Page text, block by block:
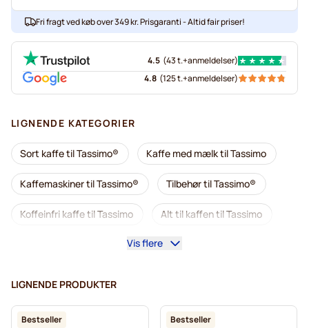
Fri fragt ved køb over 349 kr. Prisgaranti - Altid fair priser!
4.5 (43 t.+anmeldelser)
4.8 (125 t.+anmeldelser)
LIGNENDE KATEGORIER
Sort kaffe til Tassimo® Kaffe med mælk til Tassimo
Kaffemaskiner til Tassimo® Tilbehør til Tassimo®
Koffeinfri kaffe til Tassimo Alt til kaffen til Tassimo
Afkalkning og plejeprodukter til Tassimo
Jacobs kaffekapsler til Tassimo Kapsler til Tassimo®
Vis flere
LIGNENDE PRODUKTER
Bestseller Bestseller